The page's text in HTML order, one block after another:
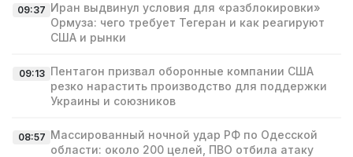
09:37 Иран выдвинул условия для «разблокировки»
Ормуза: чего требует Тегеран и как реагируют
США и рынки
09:13 Пентагон призвал оборонные компании США
резко нарастить производство для поддержки
Украины и союзников
08:57 Массированный ночной удар РФ по Одесской
области: около 200 целей, ПВО отбила атаку